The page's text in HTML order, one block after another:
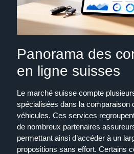
Panorama des
en ligne suisses
Le marché suisse compte
spécialisées dans la comparaison
véhicules. Ces services
de nombreux partenaires
permettant ainsi d’accéder à un
propositions sans effort. Certains